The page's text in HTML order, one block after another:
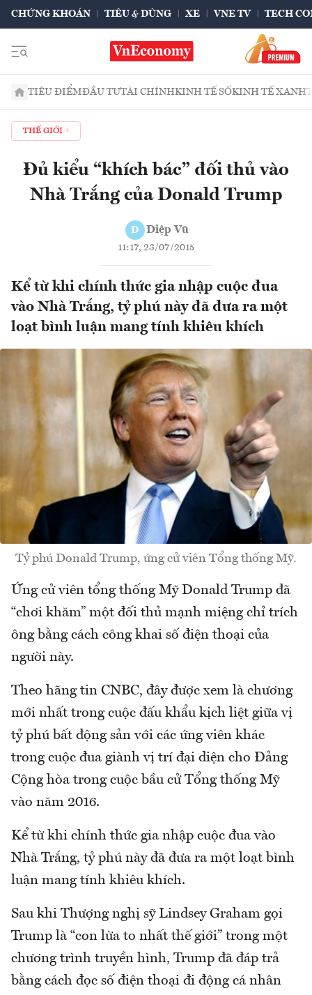
CHỨNG KHOÁN TIÊU & DÙNG XE VNE TV TECH
TIÊU ĐIỂMĐẦU TƯTÀI CHÍNHKINH TẾ SỐKINH TẾ XANH
THẾ GIỚI
Đủ kiểu “khích bác” đối thủ vào
Nhà Trắng của Donald Trump
D Diệp Vũ
11:17, 23/07/2015
Kể từ khi chính thức gia nhập cuộc đua
vào Nhà Trắng, tỷ phú này đã đưa ra một
loạt bình luận mang tính khiêu khích
Tỷ phú Donald Trump, ứng cử viên Tổng thống Mỹ.
Ứng cử viên tổng thống Mỹ Donald Trump đã
“chơi khăm” một đối thủ mạnh miệng chỉ trích
ông bằng cách công khai số điện thoại của
người này.
Theo hãng tin CNBC, đây được xem là chương
mới nhất trong cuộc đấu khẩu kịch liệt giữa vị
tỷ phú bất động sản với các ứng viên khác
trong cuộc đua giành vị trí đại diện cho Đảng
Cộng hòa trong cuộc bầu cử Tổng thống Mỹ
vào năm 2016.
Kể từ khi chính thức gia nhập cuộc đua vào
Nhà Trắng, tỷ phú này đã đưa ra một loạt bình
luận mang tính khiêu khích.
Sau khi Thượng nghị sỹ Lindsey Graham gọi
Trump là “con lừa to nhất thế giới” trong một
chương trình truyền hình, Trump đã đáp trả
bằng cách đọc số điện thoại đi động cá nhân